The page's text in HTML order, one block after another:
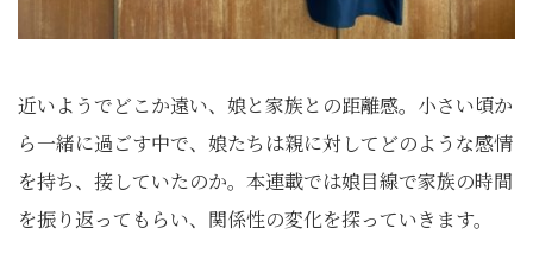
近いようでどこか遠い、娘と家族との距離感。小さい頃か
ら一緒に過ごす中で、娘たちは親に対してどのような感情
を持ち、接していたのか。本連載では娘目線で家族の時間
を振り返ってもらい、関係性の変化を探っていきます。